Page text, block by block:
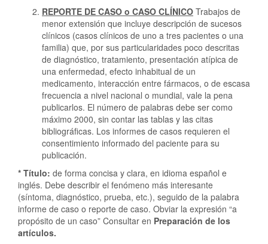
REPORTE DE CASO o CASO CLÍNICO Trabajos de
menor extensión que incluye descripción de sucesos
clínicos (casos clínicos de uno a tres pacientes o una
familia) que, por sus particularidades poco descritas
de diagnóstico, tratamiento, presentación atípica de
una enfermedad, efecto inhabitual de un
medicamento, interacción entre fármacos, o de escasa
frecuencia a nivel nacional o mundial, vale la pena
publicarlos. El número de palabras debe ser como
máximo 2000, sin contar las tablas y las citas
bibliográficas. Los informes de casos requieren el
consentimiento informado del paciente para su
publicación.
* Título: de forma concisa y clara, en idioma español e
inglés. Debe describir el fenómeno más interesante
(síntoma, diagnóstico, prueba, etc.), seguido de la palabra
informe de caso o reporte de caso. Obviar la expresión “a
propósito de un caso” Consultar en Preparación de los
artículos.